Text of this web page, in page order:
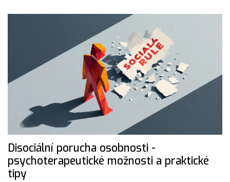
Disociální porucha osobnosti -
psychoterapeutické možnosti a praktické
tipy